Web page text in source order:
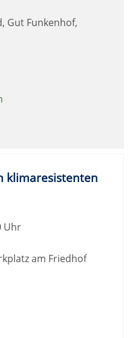
Gut Funkenhof,
klimaresistenten
Uhr
am Friedhof